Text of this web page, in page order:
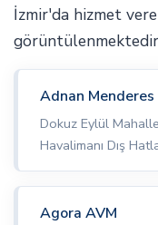
İzmir'da hizmet
Adnan Menderes
Dokuz Eylül
Havalimanı Dış
Agora AVM